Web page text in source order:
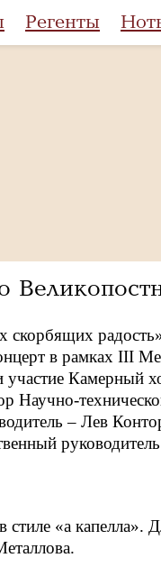
Регенты
в рамках III
Камерный
Научно-
– Лев
«а капелла».